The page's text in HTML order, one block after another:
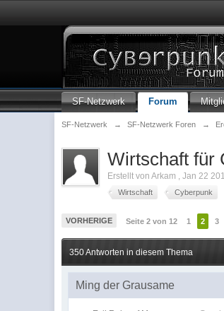
SF-Netzwerk Forum
SF-Netzwerk → SF-Netzwerk Foren →
Wirtschaft für
Erstellt vonArkam ,Jan 22
Wirtschaft Cyberpunk
VORHERIGE Seite 2 von 12 1 2 3
350 Antworten in diesem Thema
Ming der Grausame